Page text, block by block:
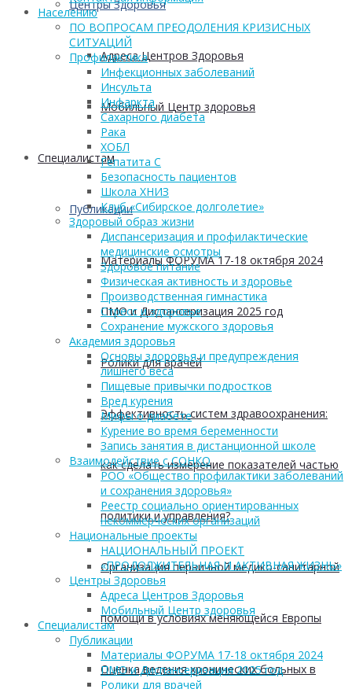
Центры Здоровья
Адреса Центров Здоровья
Мобильный Центр здоровья
Cпециалистам
Публикации
Материалы ФОРУМА 17-18 октября 2024
ПМО и Диспансеризация 2025 год
Ролики для врачей
Эффективность систем здравоохранения:
как сделать измерение показателей частью
политики и управления?
Организация первичной медико-санитарной
помощи в условиях меняющейся Европы
Оценка ведения хронических больных в
Населению
ПО ВОПРОСАМ ПРЕОДОЛЕНИЯ КРИЗИСНЫХ
СИТУАЦИЙ
Профилактика
Инфекционных заболеваний
Инсульта
Инфаркта
Сахарного диабета
Рака
ХОБЛ
Гепатита С
Безопасность пациентов
Школа ХНИЗ
Клуб «Сибирское долголетие»
Здоровый образ жизни
Диспансеризация и профилактические
медицинские осмотры
Здоровое питание
Физическая активность и здоровье
Производственная гимнастика
Стресс и здоровье
Сохранение мужского здоровья
Академия здоровья
Основы здоровья и предупреждения
лишнего веса
Пищевые привычки подростков
Вред курения
Мифы о диабете
Курение во время беременности
Запись занятия в дистанционной школе
Взаимодействие с СОНКО
РОО «Общество профилактики заболеваний
и сохранения здоровья»
Реестр социально ориентированных
некоммерческих организаций
Национальные проекты
НАЦИОНАЛЬНЫЙ ПРОЕКТ
«ПРОДОЛЖИТЕЛЬНАЯ И АКТИВНАЯ ЖИЗНЬ»
Центры Здоровья
Адреса Центров Здоровья
Мобильный Центр здоровья
Cпециалистам
Публикации
Материалы ФОРУМА 17-18 октября 2024
ПМО и Диспансеризация 2025 год
Ролики для врачей